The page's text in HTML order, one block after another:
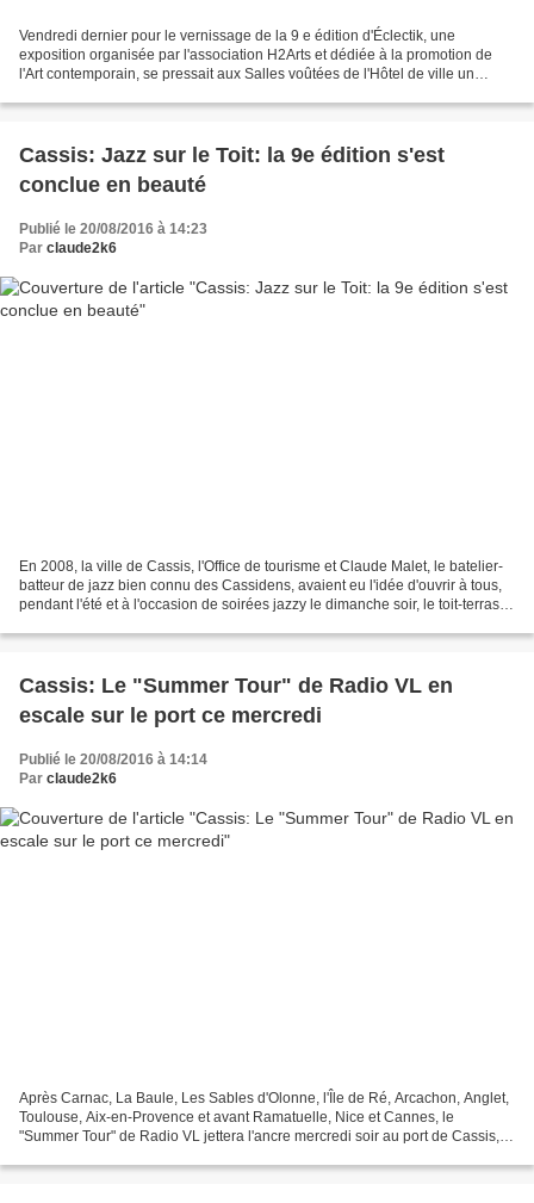
Vendredi dernier pour le vernissage de la 9 e édition d'Éclectik, une
exposition organisée par l'association H2Arts et dédiée à la promotion de
l'Art contemporain, se pressait aux Salles voûtées de l'Hôtel de ville un
Cassis: Jazz sur le Toit: la 9e édition s'est
conclue en beauté
Publié le 20/08/2016 à 14:23
Par claude2k6
En 2008, la ville de Cassis, l'Office de tourisme et Claude Malet, le batelier-
batteur de jazz bien connu des Cassidens, avaient eu l'idée d'ouvrir à tous,
pendant l'été et à l'occasion de soirées jazzy le dimanche soir, le toit-terrasse
Cassis: Le "Summer Tour" de Radio VL en
escale sur le port ce mercredi
Publié le 20/08/2016 à 14:14
Par claude2k6
Après Carnac, La Baule, Les Sables d'Olonne, l'Île de Ré, Arcachon, Anglet,
Toulouse, Aix-en-Provence et avant Ramatuelle, Nice et Cannes, le
"Summer Tour" de Radio VL jettera l'ancre mercredi soir au port de Cassis,